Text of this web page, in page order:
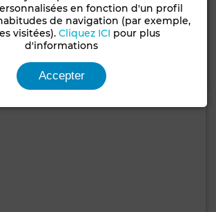
Bouskoura
4 Ch. 3 Sdb.
Appelez
en fonction d'un profil
de navigation (par exemple,
visitées). Cliquez ICI pour plus
d'informations
Accepter